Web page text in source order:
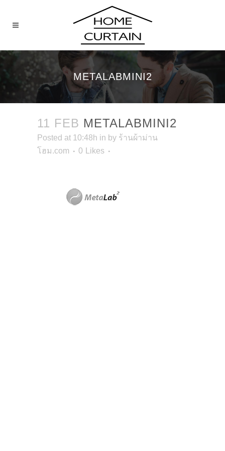
METALABMINI2
11 FEB METALABMINI2
Posted at 10:48h in by ร้านผ้าม่าน
โฮม.com
0 Likes